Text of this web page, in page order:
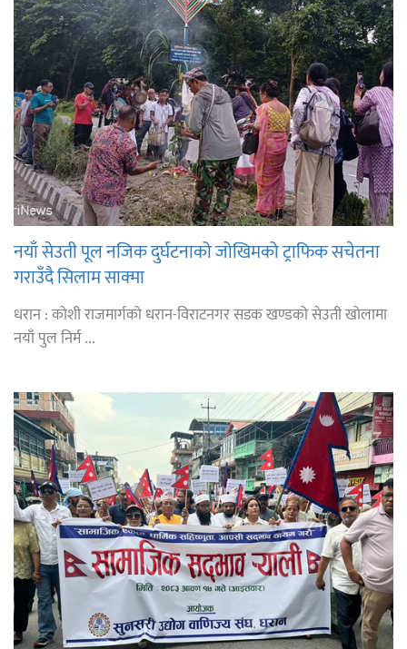
नयाँ सेउती पूल नजिक दुर्घटनाको जोखिमको ट्राफिक सचेतना
गराउँदै सिलाम साक्मा
धरान : कोशी राजमार्गको धरान-विराटनगर सडक खण्डको सेउती खोलामा
नयाँ पुल निर्म ...